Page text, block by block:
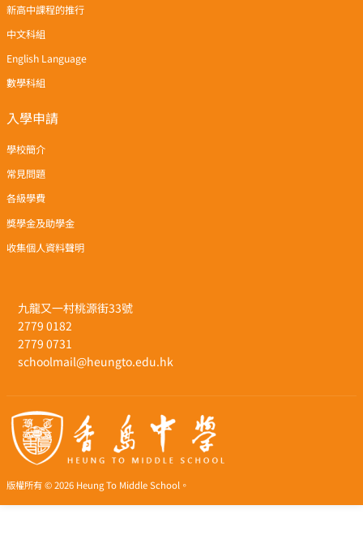
九龍又一村桃源街33號
2779 0182
2779 0731
schoolmail@heungto.edu.hk
版權所有 © 2026 Heung To Middle School。
新高中課程的推行
中文科組
English Language
數學科組
入學申請
學校簡介
常見問題
各級學費
獎學金及助學金
收集個人資料聲明